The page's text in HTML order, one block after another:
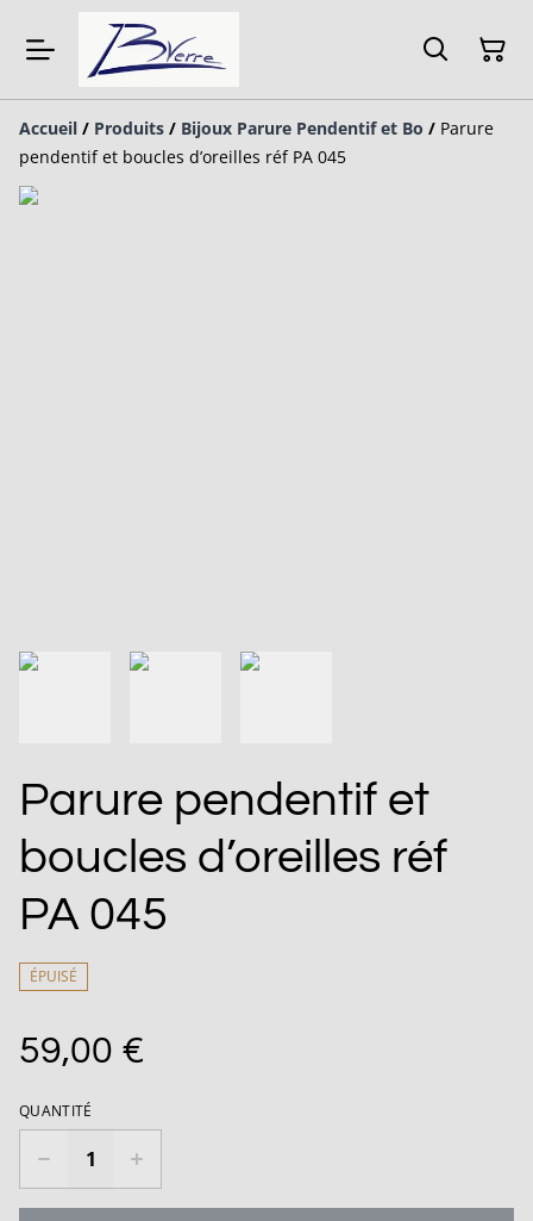
Accueil / Produits / Bijoux Parure Pendentif et Bo / Parure
pendentif et boucles d’oreilles réf PA 045
Parure pendentif et
boucles d’oreilles réf
PA 045
ÉPUISÉ
59,00 €
QUANTITÉ